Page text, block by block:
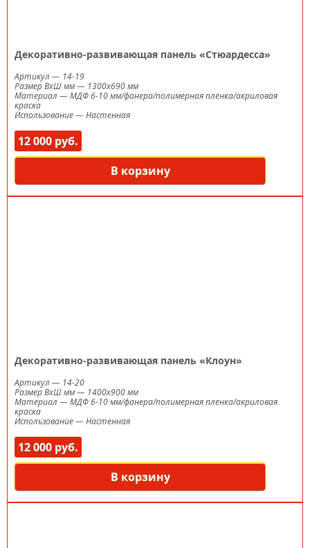
Декоративно-развивающая панель «Стюардесса»
Артикул — 14-19
Размер ВxШ мм— 1300х690 мм
Материал — МДФ 6-10 мм/фанера/полимерная пленка/акриловая
краска
Использование— Настенная
12 000 руб.
В корзину
Декоративно-развивающая панель «Клоун»
Артикул — 14-20
Размер ВxШ мм— 1400х900 мм
Материал — МДФ 6-10 мм/фанера/полимерная пленка/акриловая
краска
Использование— Настенная
12 000 руб.
В корзину